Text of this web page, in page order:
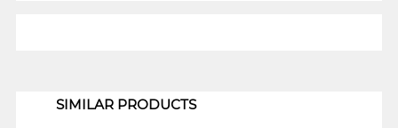
SIMILAR PRODUCTS